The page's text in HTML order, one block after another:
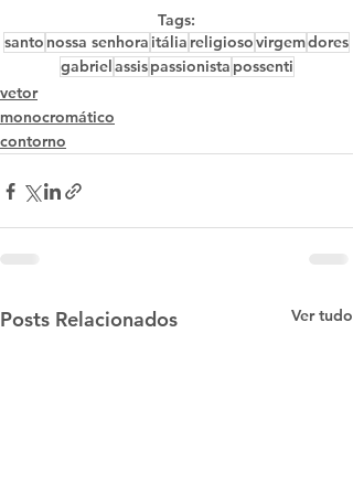
Tags:
santo nossa senhora itália religiosovirgemdores
gabrielassispassionista possenti
vetor
monocromático
contorno
Posts Relacionados Ver tudo